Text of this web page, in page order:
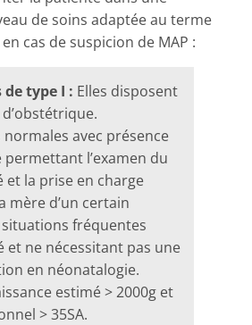
de soins adaptée au terme
cas de suspicion de MAP :
type I : Elles disposent
normales avec présence
l’examen du
et la prise en charge
mère d’un certain
fréquentes
et ne nécessitant pas une
en néonatalogie.
estimé > 2000g et
> 35SA.